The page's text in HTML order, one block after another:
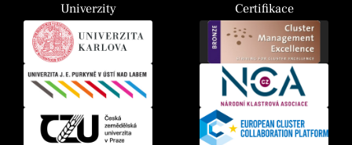
Univerzity Certifikace